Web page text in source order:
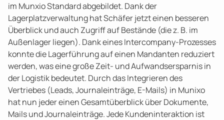
im Munxio Standard abgebildet. Dank der
Lagerplatzverwaltung hat Schäfer jetzt einen besseren
Überblick und auch Zugriff auf Bestände (die z. B. im
Außenlager liegen). Dank eines Intercompany-Prozesses
konnte die Lagerführung auf einen Mandanten reduziert
werden, was eine große Zeit- und Aufwandsersparnis in
der Logistik bedeutet. Durch das Integrieren des
Vertriebes (Leads, Journaleinträge, E-Mails) in Munixo
hat nun jeder einen Gesamtüberblick über Dokumente,
Mails und Journaleinträge. Jede Kundeninteraktion ist